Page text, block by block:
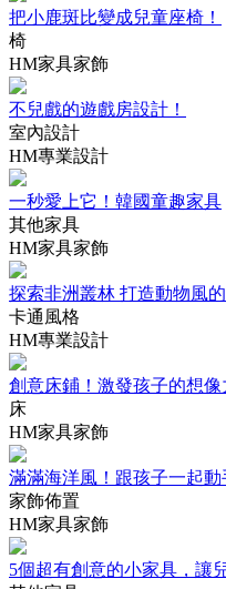
把小鹿斑比變成兒童座椅！
椅
HM家具家飾
不兒戲的遊戲房設計！
室內設計
HM專業設計
一秒愛上它！韓國童趣家具
其他家具
HM家具家飾
探索非洲叢林 打造動物風
卡通風格
HM專業設計
創意床鋪！激發孩子的想像
床
HM家具家飾
滿滿海洋風！跟孩子一起動
家飾佈置
HM家具家飾
5個超有創意的小家具，讓